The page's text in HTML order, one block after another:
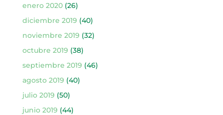
enero 2020(26)
diciembre 2019 (40)
noviembre 2019 (32)
octubre 2019 (38)
septiembre 2019 (46)
agosto 2019 (40)
julio 2019 (50)
junio 2019 (44)